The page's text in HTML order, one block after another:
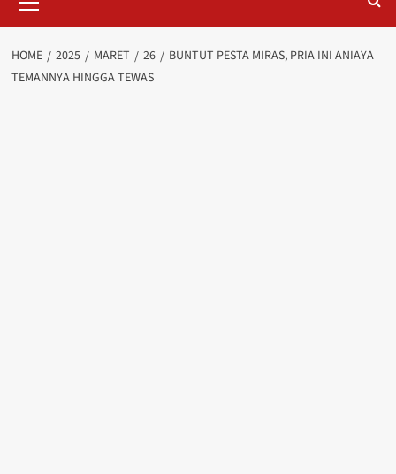
Menu
HOME 2025 MARET 26
BUNTUT PESTA MIRAS, PRIA INI ANIAYA
TEMANNYA HINGGA TEWAS